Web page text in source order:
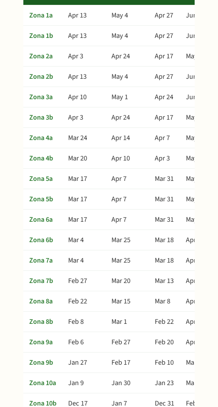
Zona 1a Apr 13 May 4 Apr 27
Jun 8
Zona 1b
Apr 13 May 4 Apr 27
Jun 8
Zona 2a
Apr 3 Apr 24 Apr 17
May 29
Zona 2b
Apr 13 May 4 Apr 27
Jun 8
Zona 3a
Apr 10 May 1 Apr 24
Jun 5
Zona 3b
Apr 3 Apr 24 Apr 17
May 29
Zona 4a
Mar 24 Apr 14 Apr 7
May 19
Zona 4b
Mar 20 Apr 10 Apr 3
May 15
Zona 5a
Mar 17 Apr 7 Mar 31
May 12
Zona 5b
Mar 17 Apr 7 Mar 31
May 12
Zona 6a
Mar 17 Apr 7 Mar 31
May 12
Zona 6b
Mar 4 Mar 25 Mar 18
Apr 29
Zona 7a
Mar 4 Mar 25 Mar 18
Apr 29
Zona 7b
Feb 27 Mar 20 Mar 13
Apr 24
Zona 8a
Feb 22 Mar 15 Mar 8
Apr 19
Zona 8b
Feb 8 Mar 1 Feb 22
Apr 5
Zona 9a
Feb 6 Feb 27 Feb 20
Apr 3
Zona 9b
Jan 27 Feb 17 Feb 10
Mar 24
Zona 10a
Jan 9 Jan 30 Jan 23
Mar 6
Zona 10b
Dec 17 Jan 7 Dec 31 Feb 11